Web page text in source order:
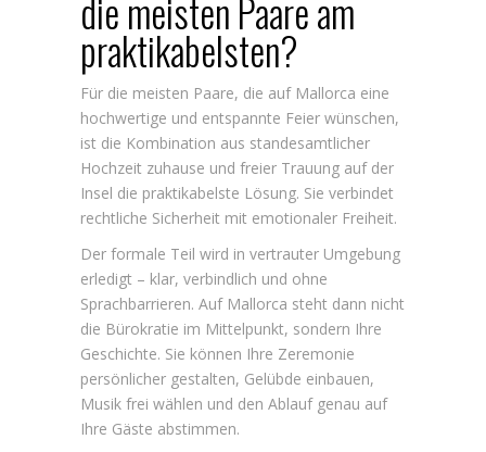
die meisten Paare am
praktikabelsten?
Für die meisten Paare, die auf Mallorca eine
hochwertige und entspannte Feier wünschen,
ist die Kombination aus standesamtlicher
Hochzeit zuhause und freier Trauung auf der
Insel die praktikabelste Lösung. Sie verbindet
rechtliche Sicherheit mit emotionaler Freiheit.
Der formale Teil wird in vertrauter Umgebung
erledigt – klar, verbindlich und ohne
Sprachbarrieren. Auf Mallorca steht dann nicht
die Bürokratie im Mittelpunkt, sondern Ihre
Geschichte. Sie können Ihre Zeremonie
persönlicher gestalten, Gelübde einbauen,
Musik frei wählen und den Ablauf genau auf
Ihre Gäste abstimmen.